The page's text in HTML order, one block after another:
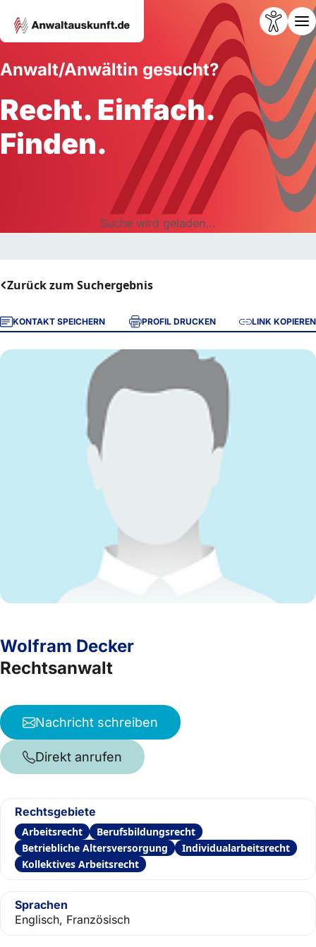
Anwalt/Anwältin gesucht?
Recht. Einfach.
Finden.
Suche wird geladen...
Zurück zum Suchergebnis
KONTAKT SPEICHERN PROFIL DRUCKEN LINK KOPIEREN
Wolfram Decker
Rechtsanwalt
Nachricht schreiben
Direkt anrufen
Rechtsgebiete
Arbeitsrecht
Berufsbildungsrecht
Betriebliche Altersversorgung
Individualarbeitsrecht
Kollektives Arbeitsrecht
Sprachen
Englisch, Französisch